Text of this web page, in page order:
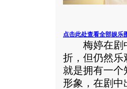
点击此处查看全部娱乐
梅婷在剧中
折，但仍然乐
就是拥有一
形象，在剧